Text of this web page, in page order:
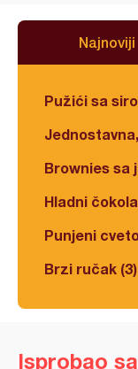
Najnoviji
Pužići sa
Brownies sa
Hladni
Punjeni
Brzi ručak (3)
Isprobao